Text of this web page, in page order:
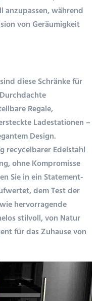
anzupassen, während
von Geräumigkeit
diese Schränke für
Regale,
Ladestationen –
Design.
recycelbarer Edelstahl
ohne Kompromisse
Sie in ein Statement-
dem Test der
hervorragende
stilvoll, von Natur
für das Zuhause von